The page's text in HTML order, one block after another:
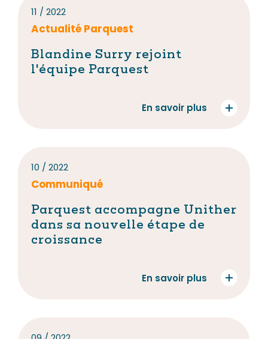
11 / 2022
Actualité Parquest
Blandine Surry rejoint
l'équipe Parquest
En savoir plus
10 / 2022
Communiqué
Parquest accompagne Unither
dans sa nouvelle étape de
croissance
En savoir plus